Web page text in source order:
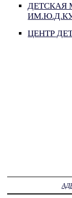
ДЕТСКАЯ
ЦЕНТР